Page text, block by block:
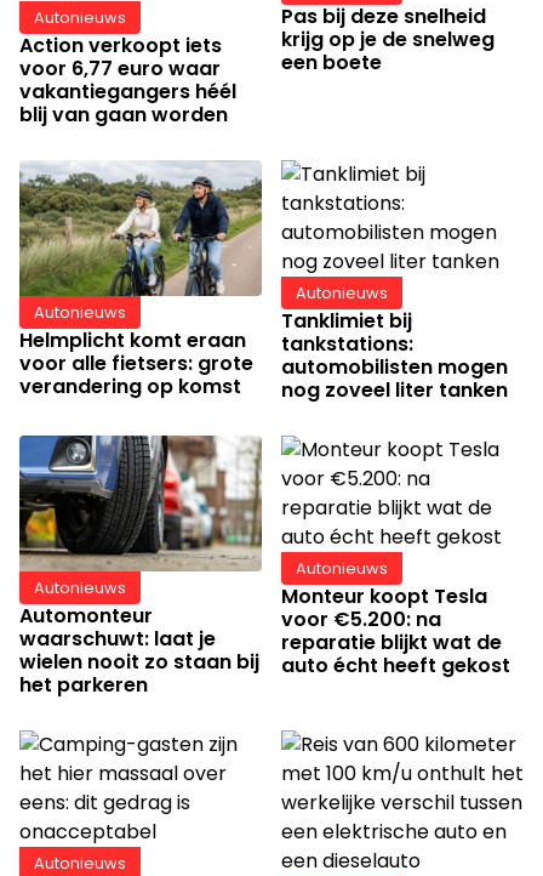
Autonieuws
Action verkoopt iets
voor 6,77 euro waar
vakantiegangers héél
blij van gaan worden
Pas bij deze snelheid
krijg op je de snelweg
een boete
Autonieuws
Helmplicht komt eraan
voor alle fietsers: grote
verandering op komst
Autonieuws
Tanklimiet bij
tankstations:
automobilisten mogen
nog zoveel liter tanken
Autonieuws
Automonteur
waarschuwt: laat je
wielen nooit zo staan bij
het parkeren
Autonieuws
Monteur koopt Tesla
voor €5.200: na
reparatie blijkt wat de
auto écht heeft gekost
Autonieuws